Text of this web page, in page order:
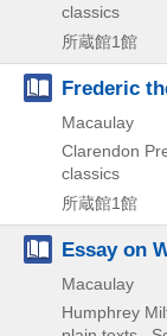
classics
所蔵館1館
Frederic
Macaulay
Clarendon
classics
所蔵館1館
Essay on
Macaulay
Humphrey